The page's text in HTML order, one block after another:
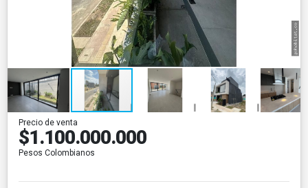
Precio de venta
$1.100.000.000
Pesos Colombianos